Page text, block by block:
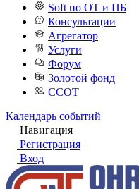
Soft по ОТ и ПБ
Консультации
Агрегатор
Услуги
Форум
Золотой фонд
ССОТ
Календарь событий
Навигация
Регистрация
Вход